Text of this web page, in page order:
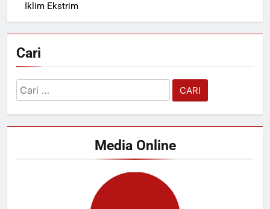
Iklim Ekstrim
Cari
Cari
untuk:
Media Online